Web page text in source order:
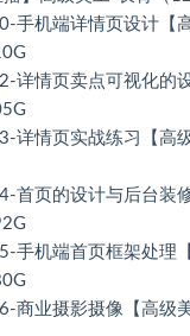
手机端详情页设计【
详情页卖点可视化的
详情页实战练习【高
首页的设计与后台装
手机端首页框架处理
商业摄影摄像【高级